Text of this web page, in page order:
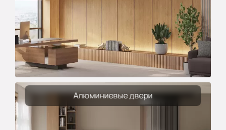
Алюминиевые двери